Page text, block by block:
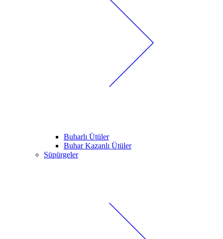
Buharlı Ütüler
Buhar Kazanlı Ütüler
Süpürgeler